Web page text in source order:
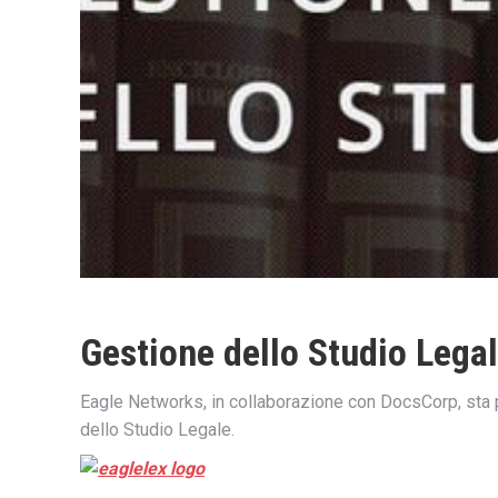
Gestione dello Studio
Eagle Networks, in collaborazione con DocsCorp,
dello Studio Legale.